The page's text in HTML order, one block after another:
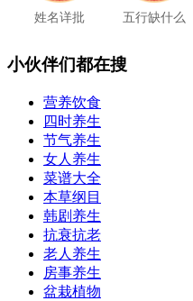
姓名详批 五行缺什么
小伙伴们都在搜
营养饮食
四时养生
节气养生
女人养生
菜谱大全
本草纲目
韩剧养生
抗衰抗老
老人养生
房事养生
盆栽植物